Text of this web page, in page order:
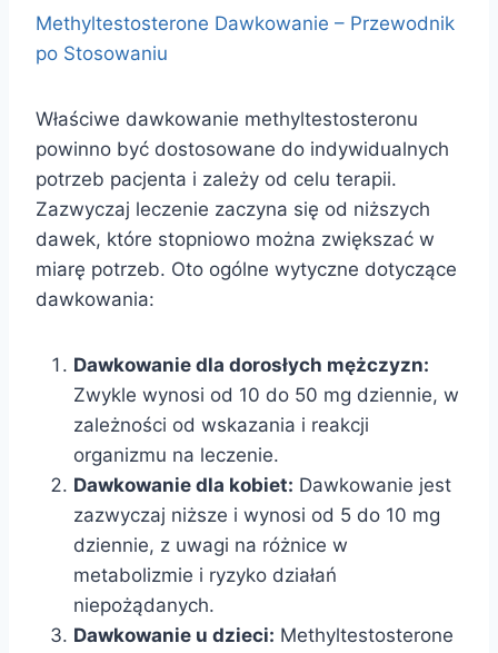
Methyltestosterone Dawkowanie – Przewodnik
po Stosowaniu
Właściwe dawkowanie methyltestosteronu
powinno być dostosowane do indywidualnych
potrzeb pacjenta i zależy od celu terapii.
Zazwyczaj leczenie zaczyna się od niższych
dawek, które stopniowo można zwiększać w
miarę potrzeb. Oto ogólne wytyczne dotyczące
dawkowania:
Dawkowanie dla dorosłych mężczyzn:
Zwykle wynosi od 10 do 50 mg dziennie, w
zależności od wskazania i reakcji
organizmu na leczenie.
Dawkowanie dla kobiet: Dawkowanie jest
zazwyczaj niższe i wynosi od 5 do 10 mg
dziennie, z uwagi na różnice w
metabolizmie i ryzyko działań
niepożądanych.
Dawkowanie u dzieci: Methyltestosterone